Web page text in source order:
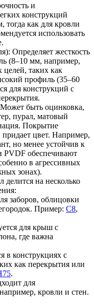
и
конструкций
тогда как для кровли
использовать
Определяет жесткость
(8–10 мм, например,
целей, таких как
профиль (35–60
для конструкций с
быть оцинковка,
пурал, матовый
Покрытие
цвет. Например,
но менее устойчив к
PVDF обеспечивают
в агрессивных
зонах).
на несколько
заборов, облицовки
Пример: С8,
для крыш с
где важна
в конструкциях с
как перекрытия или
.
для
кровли и стен.